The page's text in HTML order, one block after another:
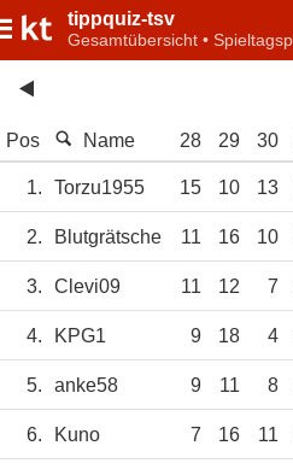
tippquiz-tsv
Gesamtübersicht •
Pos Name 28 29 30
1. Torzu1955 15 10 13
2. Blutgrätsche 11 16 10
3. Clevi09 11 12 7
4. KPG1 9 18 4
5. anke58 9 11 8
6. Kuno 7 16 11